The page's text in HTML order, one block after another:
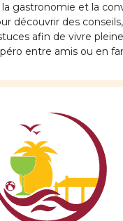
la gastronomie et la
découvrir des
afin de vivre
entre amis ou en